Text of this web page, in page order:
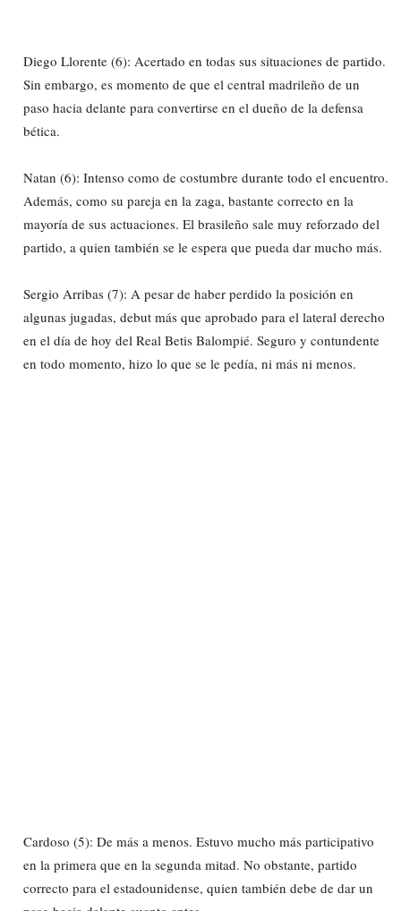
Diego Llorente (6): Acertado en todas sus situaciones de partido.
Sin embargo, es momento de que el central madrileño de un
paso hacia delante para convertirse en el dueño de la defensa
bética.
Natan (6): Intenso como de costumbre durante todo el encuentro.
Además, como su pareja en la zaga, bastante correcto en la
mayoría de sus actuaciones. El brasileño sale muy reforzado del
partido, a quien también se le espera que pueda dar mucho más.
Sergio Arribas (7): A pesar de haber perdido la posición en
algunas jugadas, debut más que aprobado para el lateral derecho
en el día de hoy del Real Betis Balompié. Seguro y contundente
en todo momento, hizo lo que se le pedía, ni más ni menos.
Cardoso (5): De más a menos. Estuvo mucho más participativo
en la primera que en la segunda mitad. No obstante, partido
correcto para el estadounidense, quien también debe de dar un